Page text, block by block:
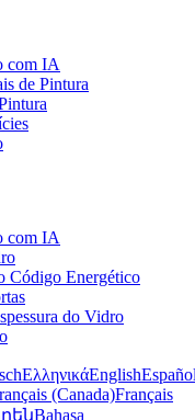
com IA
de Pintura
com IA
Código Energético
do Vidro
ΕλληνικάEnglish
(Canada)Français
Bahasa